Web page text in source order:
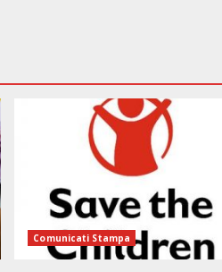
Comunicati Stampa